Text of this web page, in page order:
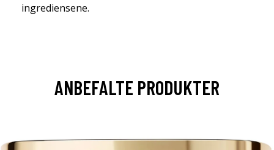
ingrediensene.
ANBEFALTE PRODUKTER